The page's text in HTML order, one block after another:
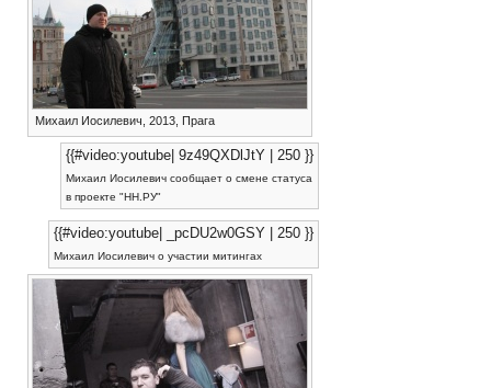
Михаил Иосилевич, 2013, Прага
{{#video:youtube| 9z49QXDlJtY | 250 }}
Михаил Иосилевич сообщает о смене статуса
в проекте "НН.РУ"
{{#video:youtube| _pcDU2w0GSY | 250 }}
Михаил Иосилевич о участии митингах